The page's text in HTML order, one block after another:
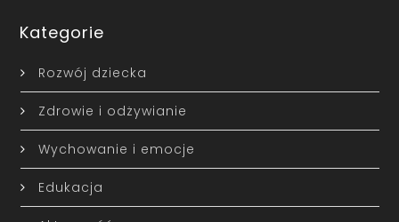
Kategorie
Rozwój dziecka
Zdrowie i odżywianie
Wychowanie i emocje
Edukacja